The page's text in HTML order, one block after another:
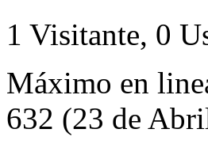
1 Visitante, 0
Máximo en
632 (23 de